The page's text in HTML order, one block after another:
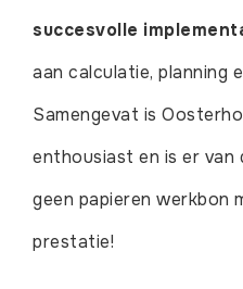
succesvolle
aan calculatie, planning
Samengevat is
enthousiast en is er van
geen papieren werkbon
prestatie!